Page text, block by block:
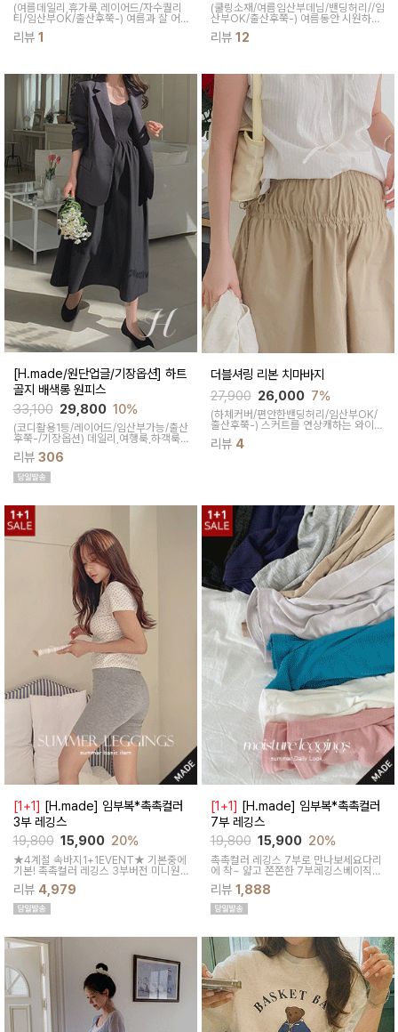
(여름데일리,휴가룩,레이어드/자수퀄리
티/임산부OK/출산후쭉-) 여름과 잘 어
울리는 퓨어한 색감으로 착용감이 여성
스러우면서 암홀이 넓어 착용감이 답답
리뷰 1
(쿨링소재/여름임산부데님/밴딩허리//임
산부OK/출산후쭉-) 여름동안 시원하고
쾌적하게 착용되는 데님팬츠, 스트링조
절가능, 부드러운 터치감을 하루종일 편
리뷰 12
[H.made/원단업글/기장옵션] 하트
골지 배색롱 원피스
33,100 29,800 10%
(코디활용1등/레이어드/임산부가능/출산
후쭉-/기장옵션) 데일리,여행룩,하객룩,
출근룩 OK! 하트넥 디자인으로 여성스
러움이 물씬 느껴지고 맥시한 기장감으
로 우아한 실루엣이 연출된답니다
리뷰 306
더블셔링 리본 치마바지
27,900 26,000 7%
(하체커버/편안한밴딩허리/임산부OK/
출산후쭉-) 스커트를 연상캐하는 와이드
팬츠로 입은 듯 안입은 듯한 착용감을 선
사해주고 양사이드 끈으로 허리를 조절
리뷰 4
[1+1] [H.made] 임부복*촉촉컬러
3부 레깅스
19,800 15,900 20%
★4계절 속바지1+1EVENT★ 기본중에
기본! 촉촉컬러 레깅스 3부버전 미니원
피스나 스커트안에 쏙~사계절 내내 필수
템인 3부 속바지쫀쫀한 신축성으로 편안
해요
리뷰 4,979
[1+1] [H.made] 임부복*촉촉컬러
7부 레깅스
19,800 15,900 20%
촉촉컬러 레깅스 7부로 만나보세요다리
에 착~ 얇고 쫀쫀한 7부레깅스베이직한
디자인이라 어디에나 활용만점
리뷰 1,888